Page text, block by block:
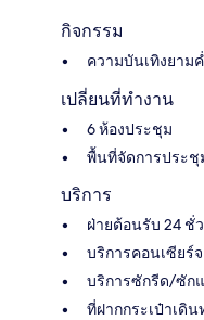
กิจกรรม
ความบันเทิงยาม
เปลี่ยนที่ทำงาน
6 ห้องประชุม
พื้นที่จัดการประชุ
บริการ
ฝ่ายต้อนรับ 24 ชั่
บริการคอนเซียร์จ
บริการซักรีด/ซัก
ที่ฝากกระเป๋าเดิน